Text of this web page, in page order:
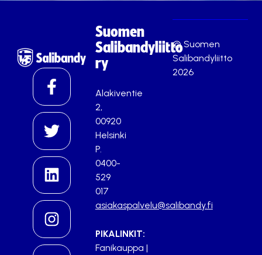
Suomen
Salibandyliitto
ry
Alakiventie
2,
00920
Helsinki
P.
0400-
529
017
asiakaspalvelu@salibandy.fi
PIKALINKIT:
Fanikauppa |
© Suomen
Salibandyliitto
2026